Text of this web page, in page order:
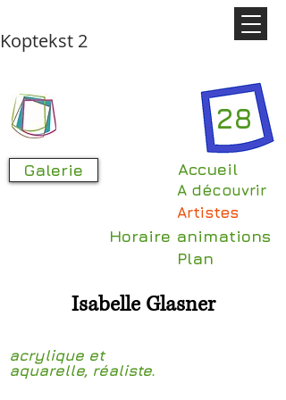
Koptekst 2
Galerie
28
Accueil
A découvrir
Artistes
Horaire animations
Plan
Isabelle Glasner
acrylique et
aquarelle, réaliste.